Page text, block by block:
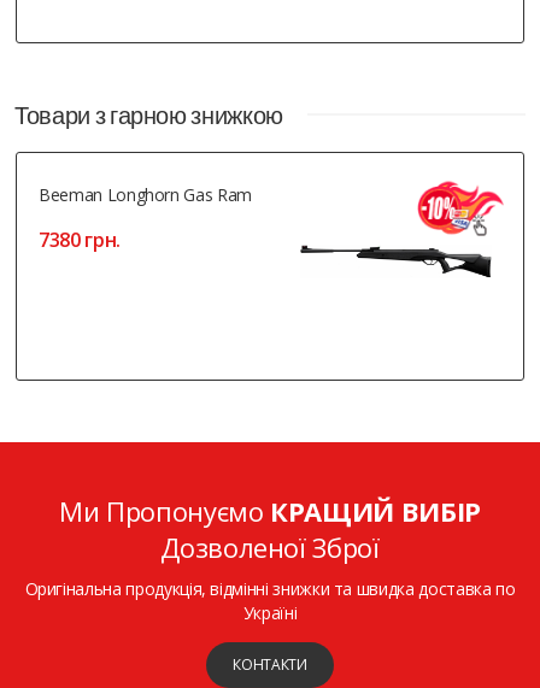
Товари з гарною знижкою
Beeman Longhorn Gas Ram
7380 грн.
Ми Пропонуємо КРАЩИЙ ВИБІР
Дозволеної Зброї
Оригінальна продукція, відмінні знижки та швидка доставка по
Україні
КОНТАКТИ